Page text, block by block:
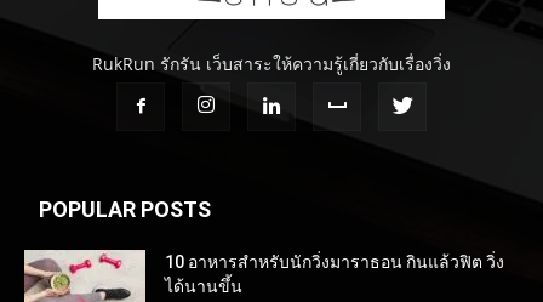
RukRun รักรัน เว็บสาระให้ความรู้เกี่ยวกับเรื่องวิ่ง
POPULAR POSTS
10 อาหารสำหรับนักวิ่งมาราธอน กินแล้วฟิต วิ่ง
ได้นานขึ้น